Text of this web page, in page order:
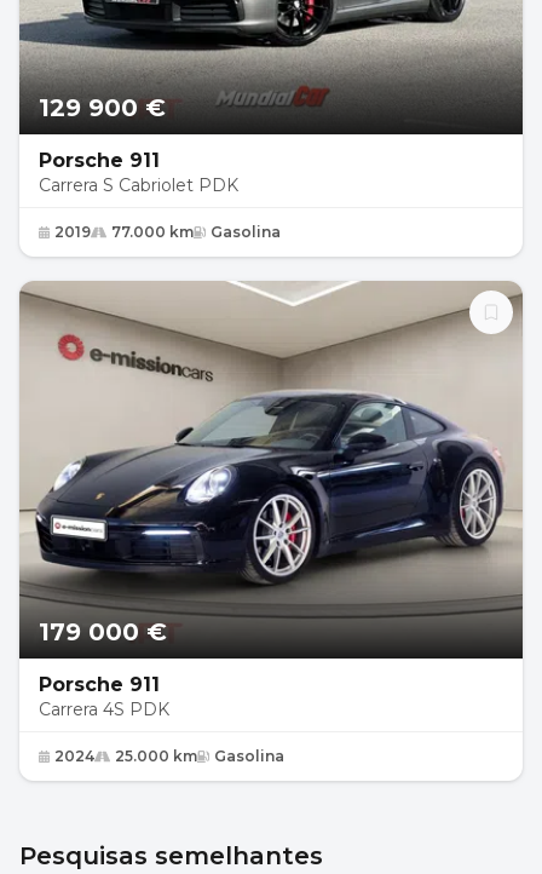
129 900 €
Porsche 911
Carrera S Cabriolet PDK
2019 77.000 km Gasolina
179 000 €
Porsche 911
Carrera 4S PDK
2024 25.000 km Gasolina
Pesquisas semelhantes